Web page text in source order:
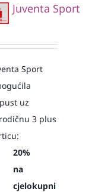
Juventa Sport
Sport
uz
3 plus
20%
na
cjelokupni